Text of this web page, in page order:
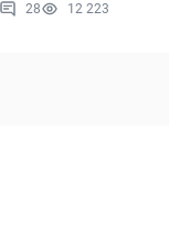
28 12 223